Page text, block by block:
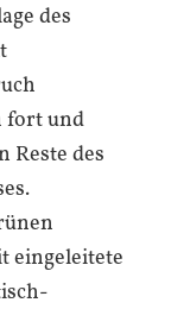
des
fort und
des
eingeleitete